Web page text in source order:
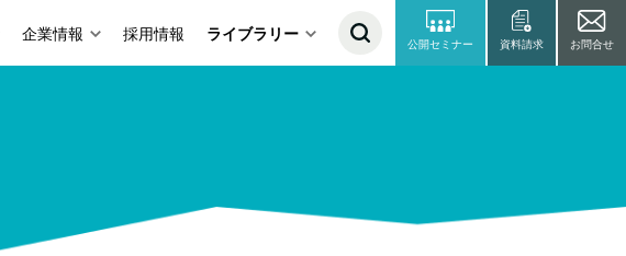
企業情報 採用情報 ライブラリー
公開セミナー 資料請求 お問合せ